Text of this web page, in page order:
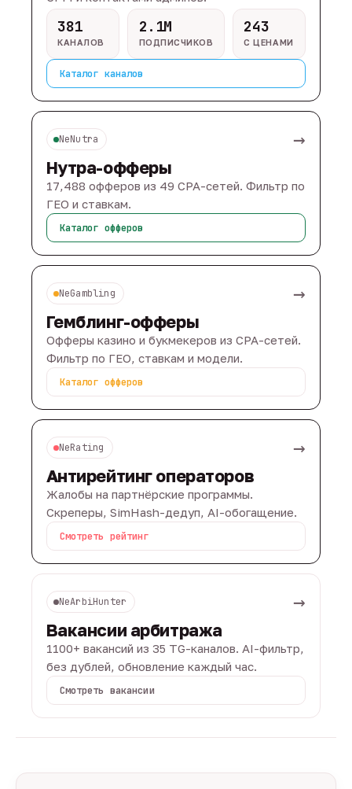
381
КАНАЛОВ
2.1M
ПОДПИСЧИКОВ
243
С ЦЕНАМИ
Каталог каналов
NeNutra →
Нутра-офферы
17,488 офферов из 49 CPA-сетей. Фильтр по
ГЕО и ставкам.
Каталог офферов
NeGambling →
Гемблинг-офферы
Офферы казино и букмекеров из CPA-сетей.
Фильтр по ГЕО, ставкам и модели.
Каталог офферов
NeRating →
Антирейтинг операторов
Жалобы на партнёрские программы.
Скреперы, SimHash-дедуп, AI-обогащение.
Смотреть рейтинг
NeArbiHunter →
Вакансии арбитража
1100+ вакансий из 35 TG-каналов. AI-фильтр,
без дублей, обновление каждый час.
Смотреть вакансии